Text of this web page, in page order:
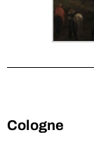
Cologne